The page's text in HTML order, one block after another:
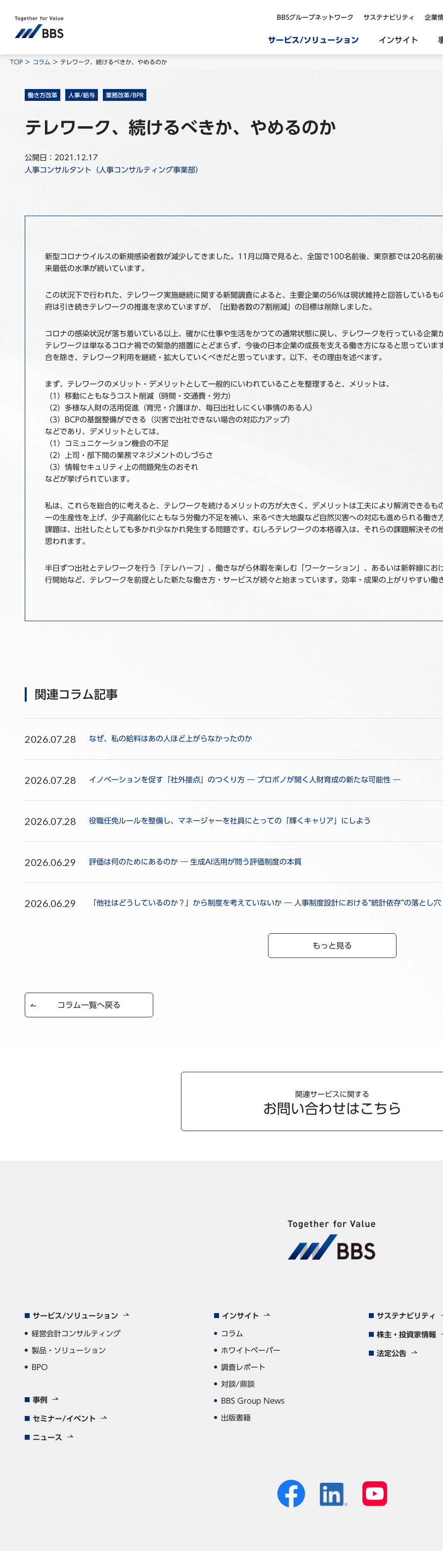
BBSグループネットワーク サステナビリティ 企業
サービス/ソリューション インサイト
TOP コラム テレワーク、続けるべきか、やめるのか
働き方改革 人事/給与 業務改革/BPR
テレワーク、続けるべきか、やめるのか
公開日：2021.12.17
人事コンサルタント（人事コンサルティング事業部）
新型コロナウイルスの新規感染者数が減少してきました。11月以降で見ると、全国で100名前後、東京都では20名前
来最低の水準が続いています。
この状況下で行われた、テレワーク実施継続に関する新聞調査によると、主要企業の56%は現状維持と回答している
府は引き続きテレワークの推進を求めていますが、「出勤者数の7割削減」の目標は削除しました。
コロナの感染状況が落ち着いている以上、確かに仕事や生活をかつての通常状態に戻し、テレワークを行っている企
テレワークは単なるコロナ禍での緊急的措置にとどまらず、今後の日本企業の成長を支える働き方になると思ってい
合を除き、テレワーク利用を継続・拡大していくべきだと思っています。以下、その理由を述べます。
まず、テレワークのメリット・デメリットとして一般的にいわれていることを整理すると、メリットは、
（1）移動にともなうコスト削減（時間・交通費・労力）
（2）多様な人財の活用促進（育児・介護ほか、毎日出社しにくい事情のある人）
（3）BCPの基盤整備ができる（災害で出社できない場合の対応力アップ）
などであり、デメリットとしては、
（1）コミュニケーション機会の不足
（2）上司・部下間の業務マネジメントのしづらさ
（3）情報セキュリティ上の問題発生のおそれ
などが挙げられています。
私は、これらを総合的に考えると、テレワークを続けるメリットの方が大きく、デメリットは工夫により解消できる
ーの生産性を上げ、少子高齢化にともなう労働力不足を補い、来るべき大地震など自然災害への対応も進められる働
課題は、出社したとしても多かれ少なかれ発生する問題です。むしろテレワークの本格導入は、それらの課題解決そ
思われます。
半日ずつ出社とテレワークを行う「テレハーフ」、働きながら休暇を楽しむ「ワーケーション」、あるいは新幹線に
行開始など、テレワークを前提とした新たな働き方・サービスが続々と始まっています。効率・成果の上がりやすい働
関連コラム記事
2026.07.28 なぜ、私の給料はあの人ほど上がらなかったのか
2026.07.28 イノベーションを促す「社外接点」のつくり方 ― プロボノが開く人財育成の新たな可能性 ―
2026.07.28 役職任免ルールを整備し、マネージャーを社員にとっての「輝くキャリア」にしよう
2026.06.29 評価は何のためにあるのか ― 生成AI活用が問う評価制度の本質
2026.06.29 「他社はどうしているのか？」から制度を考えていないか ― 人事制度設計における“統計依存”の落とし
もっと見る
コラム一覧へ戻る
関連サービスに関する
お問い合わせはこちら
サービス/ソリューション
経営会計コンサルティング
製品・ソリューション
BPO
事例
セミナー/イベント
ニュース
インサイト
コラム
ホワイトペーパー
調査レポート
対談/鼎談
BBS Group News
出版書籍
サステナビリティ
株主・投資家情報
法定公告